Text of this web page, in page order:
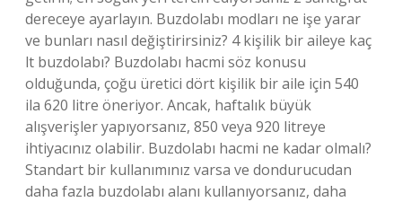
dereceye ayarlayın. Buzdolabı modları ne işe yarar
ve bunları nasıl değiştirirsiniz? 4 kişilik bir aileye kaç
lt buzdolabı? Buzdolabı hacmi söz konusu
olduğunda, çoğu üretici dört kişilik bir aile için 540
ila 620 litre öneriyor. Ancak, haftalık büyük
alışverişler yapıyorsanız, 850 veya 920 litreye
ihtiyacınız olabilir. Buzdolabı hacmi ne kadar olmalı?
Standart bir kullanımınız varsa ve dondurucudan
daha fazla buzdolabı alanı kullanıyorsanız, daha